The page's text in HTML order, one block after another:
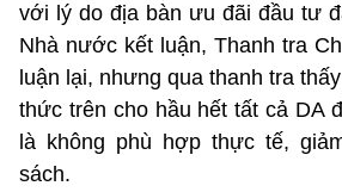
với lý do địa bàn ưu đãi đầu tư
Nhà nước kết luận, Thanh tra
luận lại, nhưng qua thanh tra
thức trên cho hầu hết tất cả DA
là không phù hợp thực tế,
sách.